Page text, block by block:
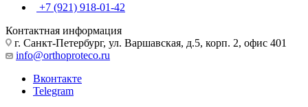
+7 (921) 918-01-42
Контактная информация
г. Санкт-Петербург, ул. Варшавская, д.5, корп. 2, офис 401
info@orthoproteco.ru
Вконтакте
Telegram